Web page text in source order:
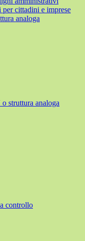
cittadini e imprese
analoga
struttura analoga
controllo